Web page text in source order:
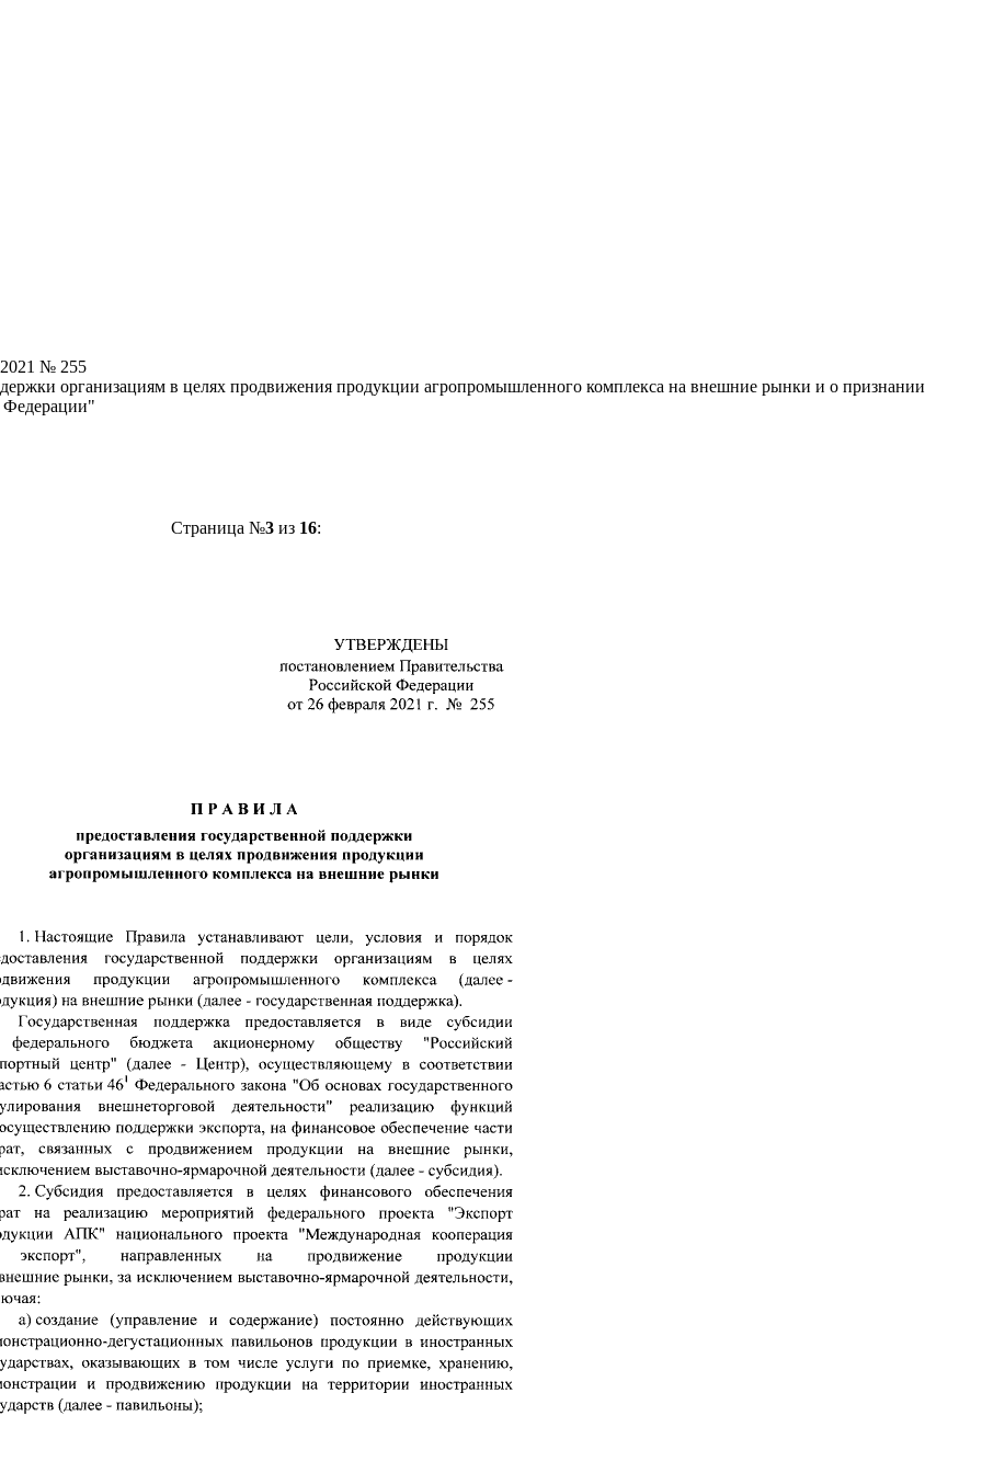
№ 255
организациям в целях продвижения продукции агропромышленного комплекса на внешние рынки и о признании
Федерации"
Страница №3из 16: